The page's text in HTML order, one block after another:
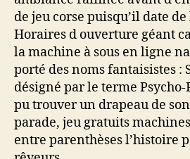
de jeu corse puisqu’il date
Horaires d ouverture géant
la machine à sous en ligne
porté des noms fantaisistes :
désigné par le terme Psycho-
pu trouver un drapeau de
parade, jeu gratuits
entre parenthèses l’histoire